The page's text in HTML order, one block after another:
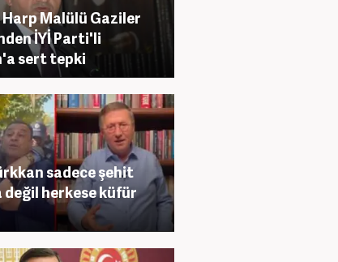
Malülü Gaziler
İYİ Parti'li
sert tepki
sadece şehit
değil herkese küfür